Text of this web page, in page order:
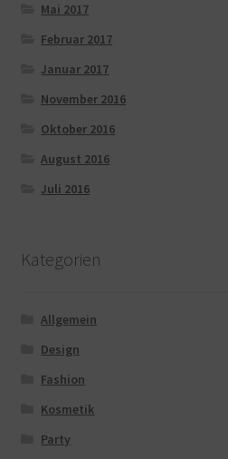
Mai 2017
Februar 2017
Januar 2017
November 2016
Oktober 2016
August 2016
Juli 2016
Kategorien
Allgemein
Design
Fashion
Kosmetik
Party